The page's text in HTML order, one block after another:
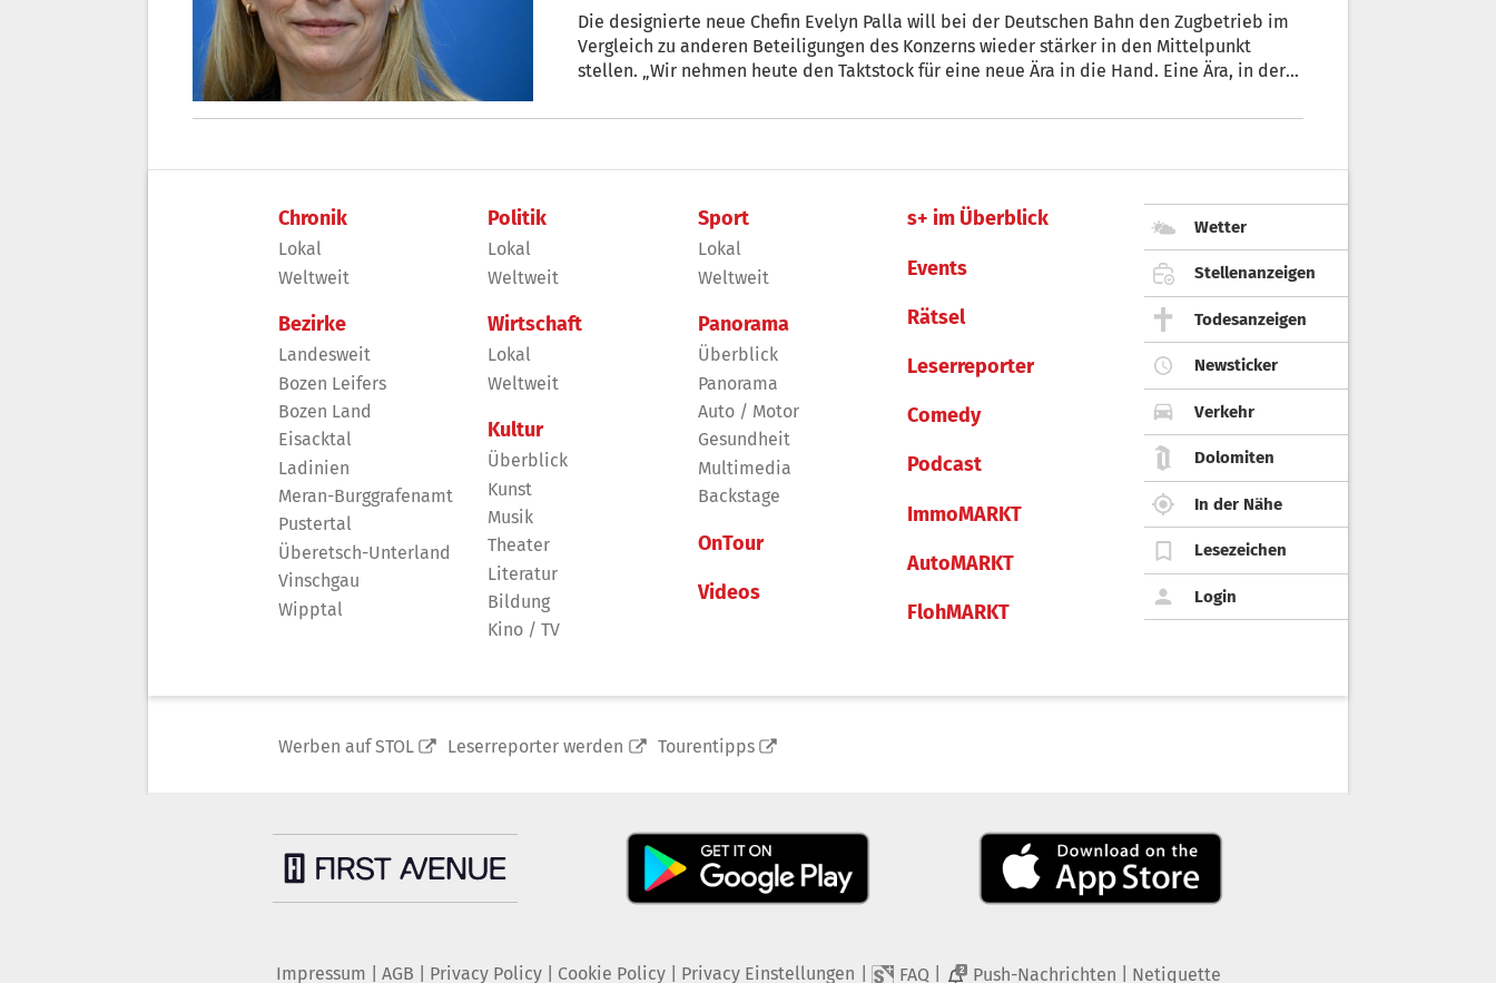
Die designierte neue Chefin Evelyn Palla will bei der Deutschen Bahn den Zugbetrieb im
Vergleich zu anderen Beteiligungen des Konzerns wieder stärker in den Mittelpunkt
stellen. „Wir nehmen heute den Taktstock für eine neue Ära in die Hand. Eine Ära, in der
Eisenbahngeschäft“, sagte Palla bei ihrer Vorstellung in Berlin. „Wir räumen auf“, ergänzte
Chronik
Lokal
Weltweit
Bezirke
Landesweit
Bozen Leifers
Bozen Land
Eisacktal
Ladinien
Meran-Burggrafenamt
Pustertal
Überetsch-Unterland
Vinschgau
Wipptal
Politik
Lokal
Weltweit
Wirtschaft
Lokal
Weltweit
Kultur
Überblick
Kunst
Musik
Theater
Literatur
Bildung
Kino / TV
Sport
Lokal
Weltweit
Panorama
Überblick
Panorama
Auto / Motor
Gesundheit
Multimedia
Backstage
OnTour
Videos
s+ im Überblick
Events
Rätsel
Leserreporter
Comedy
Podcast
ImmoMARKT
AutoMARKT
FlohMARKT
Wetter
Stellenanzeigen
Todesanzeigen
Newsticker
Verkehr
Dolomiten
In der Nähe
Lesezeichen
Login
Werben auf STOL Leserreporter werden Tourentipps
Impressum AGB Privacy Policy| Cookie Policy| Privacy Einstellungen FAQ 2 Push-Nachrichten Netiquette